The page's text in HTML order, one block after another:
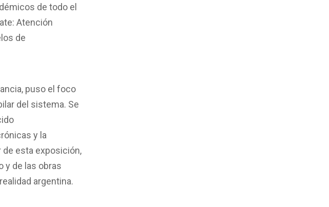
de todo el
Atención
de
puso el foco
del sistema. Se
y la
esta exposición,
y de las obras
argentina.